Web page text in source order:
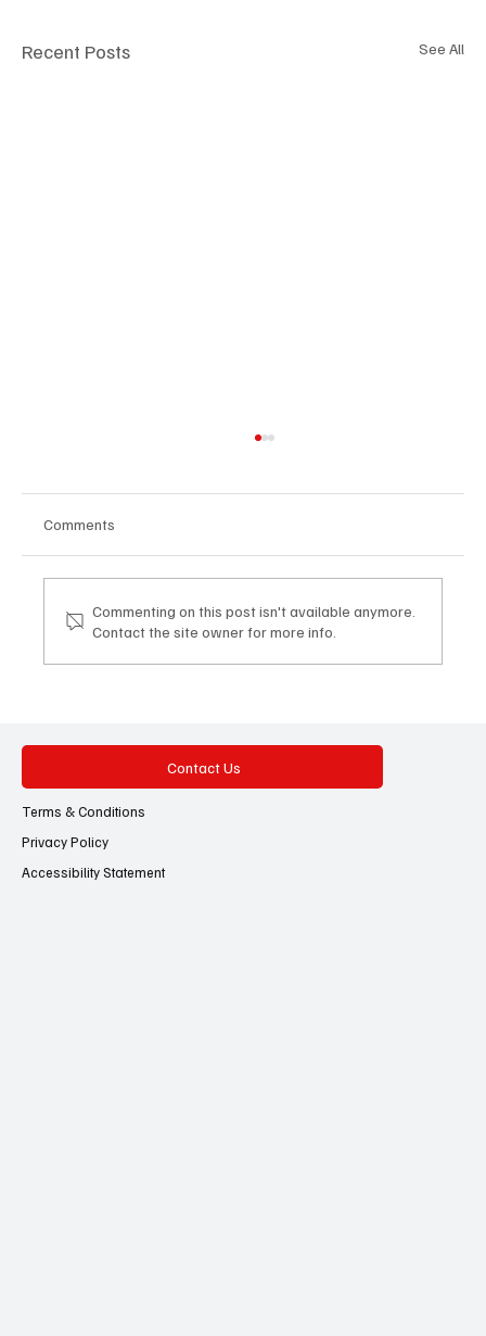
Recent Posts See All
രാജ്യത്ത് ബമ്പർ മൺസൂണിന്
സാധ്യതയെന്ന് പ്രവചനം!
Comments
Commenting on this post isn't available anymore.
Contact the site owner for more info.
Contact Us
Terms & Conditions
Privacy Policy
Accessibility Statement